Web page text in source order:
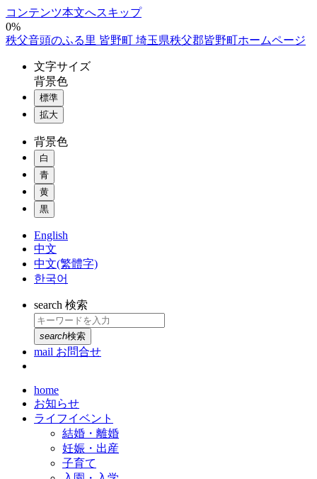
コンテンツ本文へスキップ
0%
秩父音頭のふる里 皆野町 埼玉県秩父郡皆野町ホームページ
文字サイズ
背景色
標準
拡大
背景色
白
青
黄
黒
English
中文
中文(繁體字)
한국어
search 検索
search検索
mail お問合せ
home
お知らせ
ライフイベント
結婚・離婚
妊娠・出産
子育て